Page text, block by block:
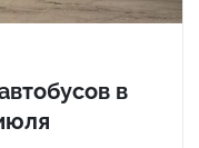
в